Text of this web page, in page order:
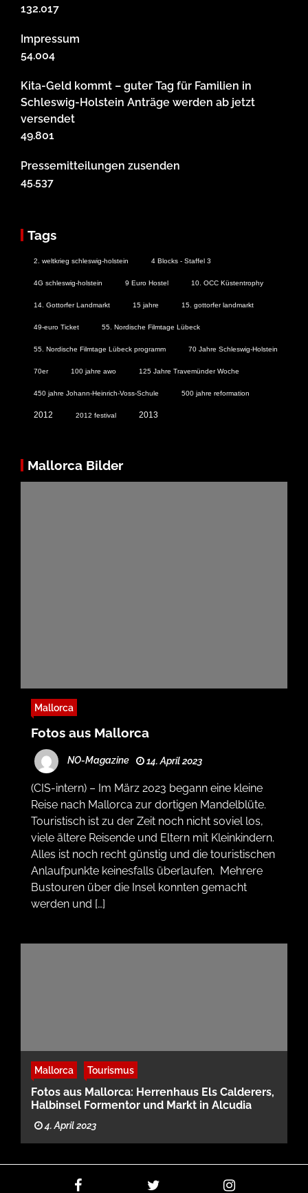
132.017
Impressum
54.004
Kita-Geld kommt – guter Tag für Familien in
Schleswig-Holstein Anträge werden ab jetzt
versendet
49.801
Pressemitteilungen zusenden
45.537
Tags
2. weltkrieg schleswig-holstein 4 Blocks - Staffel 3
4G schleswig-holstein 9 Euro Hostel 10. OCC Küstentrophy
14. Gottorfer Landmarkt 15 jahre 15. gottorfer landmarkt
49-euro Ticket 55. Nordische Filmtage Lübeck
55. Nordische Filmtage Lübeck programm 70 Jahre Schleswig-Holstein
70er 100 jahre awo 125 Jahre Travemünder Woche
450 jahre Johann-Heinrich-Voss-Schule 500 jahre reformation
2012 2012 festival 2013
Mallorca Bilder
Mallorca
Fotos aus Mallorca
NO-Magazine 14. April 2023
(CIS-intern) – Im März 2023 begann eine kleine
Reise nach Mallorca zur dortigen Mandelblüte.
Touristisch ist zu der Zeit noch nicht soviel los,
viele ältere Reisende und Eltern mit Kleinkindern.
Alles ist noch recht günstig und die touristischen
Anlaufpunkte keinesfalls überlaufen. Mehrere
Bustouren über die Insel konnten gemacht
werden und […]
Mallorca Tourismus
Fotos aus Mallorca: Herrenhaus Els Calderers,
Halbinsel Formentor und Markt in Alcudia
4. April 2023